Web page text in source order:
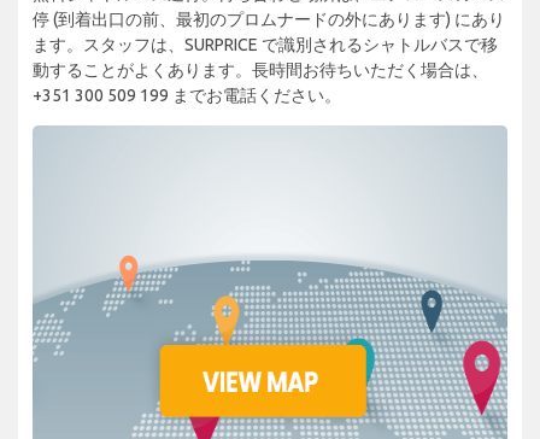
停 (到着出口の前、最初のプロムナードの外にあります) にあり
ます。スタッフは、SURPRICE で識別されるシャトルバスで移
動することがよくあります。長時間お待ちいただく場合は、
+351 300 509 199 までお電話ください。